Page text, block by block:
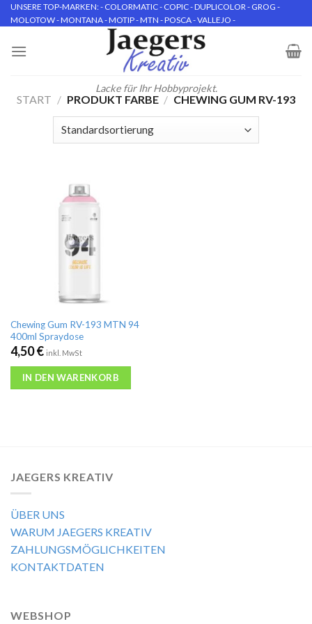
Skip
to
UNSERE TOP-MARKEN: - COLORMATIC - COPIC - DUPLICOLOR - GROG -
MOLOTOW - MONTANA - MOTIP - MTN - POSCA - VALLEJO -
Lacke für Ihr Hobbyprojekt.
START / PRODUKT FARBE / CHEWING GUM RV-193
Chewing Gum RV-193 MTN 94
400ml Spraydose
4,50€ inkl. MwSt
IN DEN WARENKORB
JAEGERS KREATIV
ÜBER UNS
WARUM JAEGERS KREATIV
ZAHLUNGSMÖGLICHKEITEN
KONTAKTDATEN
WEBSHOP